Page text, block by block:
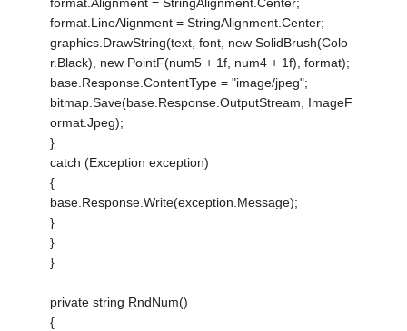
format.Alignment = StringAlignment.Center;
format.LineAlignment = StringAlignment.Center;
graphics.DrawString(text, font, new SolidBrush(Colo
r.Black), new PointF(num5 + 1f, num4 + 1f), format);
base.Response.ContentType = "image/jpeg";
bitmap.Save(base.Response.OutputStream, ImageF
ormat.Jpeg);
}
catch (Exception exception)
{
base.Response.Write(exception.Message);
}
}
}
private string RndNum()
{